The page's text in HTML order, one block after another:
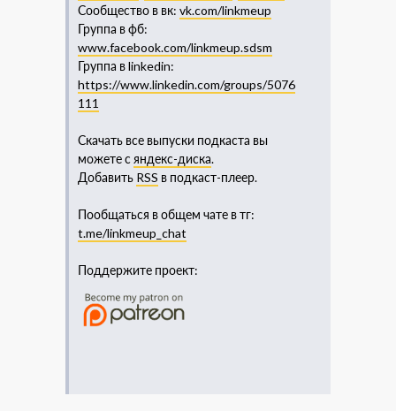
Сообщество в вк: vk.com/linkmeup
Группа в фб:
www.facebook.com/linkmeup.sdsm
Группа в linkedin:
https://www.linkedin.com/groups/5076
111​
Скачать все выпуски подкаста вы
можете сяндекс-диска.
Добавить RSS в подкаст-плеер.
Пообщаться в общем чате в тг:
t.me/linkmeup_chat
Поддержите проект: